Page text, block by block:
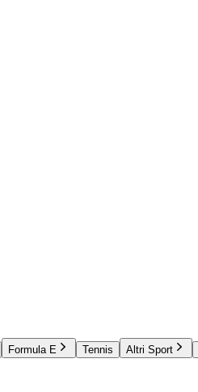
Formula E Tennis Altri Sport